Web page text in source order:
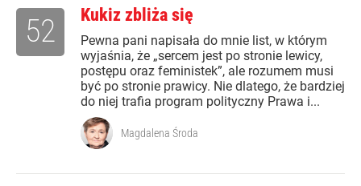
Kukiz zbliża się
Pewna pani napisała do mnie list, w którym
wyjaśnia, że „sercem jest po stronie lewicy,
postępu oraz feministek”, ale rozumem musi
być po stronie prawicy. Nie dlatego, że bardziej
do niej trafia program polityczny Prawa i...
52
Magdalena Środa